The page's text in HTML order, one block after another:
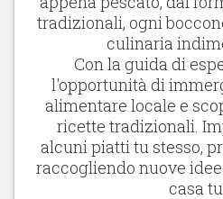
tradizionali, ogni
culinaria
Con la guida di
l'opportunità di
alimentare locale e
ricette tradizionali.
alcuni piatti tu stesso,
raccogliendo nuove
casa